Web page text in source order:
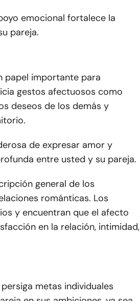
emocional fortalece la
pareja.
papel importante para
gestos afectuosos como
deseos de los demás y
de expresar amor y
entre usted y su pareja.
general de los
románticas. Los
y encuentran que el afecto
en la relación, intimidad,
metas individuales